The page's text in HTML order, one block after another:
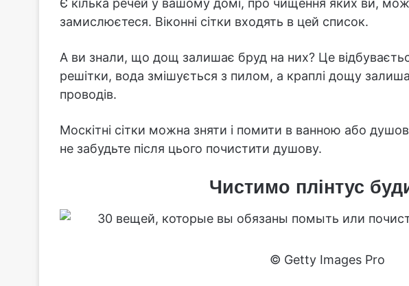
замислюєтеся. Віконні сітки входять в цей список.
А ви знали, що дощ залишає бруд на них? Це
решітки, вода змішується з пилом, а краплі дощу
проводів.
Москітні сітки можна зняти і помити в ванною або
не забудьте після цього почистити душову.
Чистимо плінтус
© Getty Images Pro